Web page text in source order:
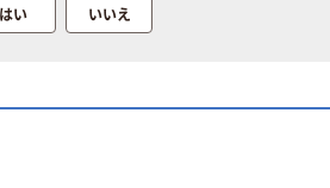
はい いいえ